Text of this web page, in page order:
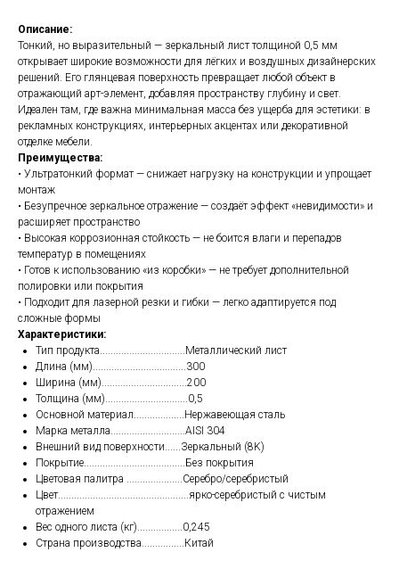
Описание:
Тонкий, но выразительный — зеркальный лист толщиной 0,5 мм
открывает широкие возможности для лёгких и воздушных дизайнерских
решений. Его глянцевая поверхность превращает любой объект в
отражающий арт-элемент, добавляя пространству глубину и свет.
Идеален там, где важна минимальная масса без ущерба для эстетики: в
рекламных конструкциях, интерьерных акцентах или декоративной
отделке мебели.
Преимущества:
• Ультратонкий формат — снижает нагрузку на конструкции и упрощает
монтаж
• Безупречное зеркальное отражение — создаёт эффект «невидимости» и
расширяет пространство
• Высокая коррозионная стойкость — не боится влаги и перепадов
температур в помещениях
• Готов к использованию «из коробки» — не требует дополнительной
полировки или покрытия
• Подходит для лазерной резки и гибки — легко адаптируется под
сложные формы
Характеристики:
Тип продукта................................Металлический лист
Длина (мм)...................................300
Ширина (мм)................................200
Толщина (мм)...............................0,5
Основной материал...................Нержавеющая сталь
Марка металла............................AISI 304
Внешний вид поверхности......Зеркальный (8K)
Покрытие......................................Без покрытия
Цветовая палитра .....................Серебро/серебристый
Цвет.................................................ярко-серебристый с чистым
отражением
Вес одного листа (кг).................0,245
Страна производства................Китай